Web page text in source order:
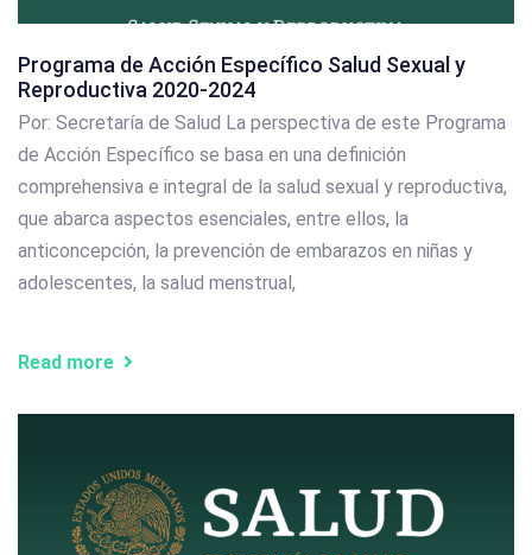
Programa de Acción Específico Salud Sexual y
Reproductiva 2020-2024
Por: Secretaría de Salud La perspectiva de este Programa
de Acción Específico se basa en una definición
comprehensiva e integral de la salud sexual y reproductiva,
que abarca aspectos esenciales, entre ellos, la
anticoncepción, la prevención de embarazos en niñas y
adolescentes, la salud menstrual,
Read more